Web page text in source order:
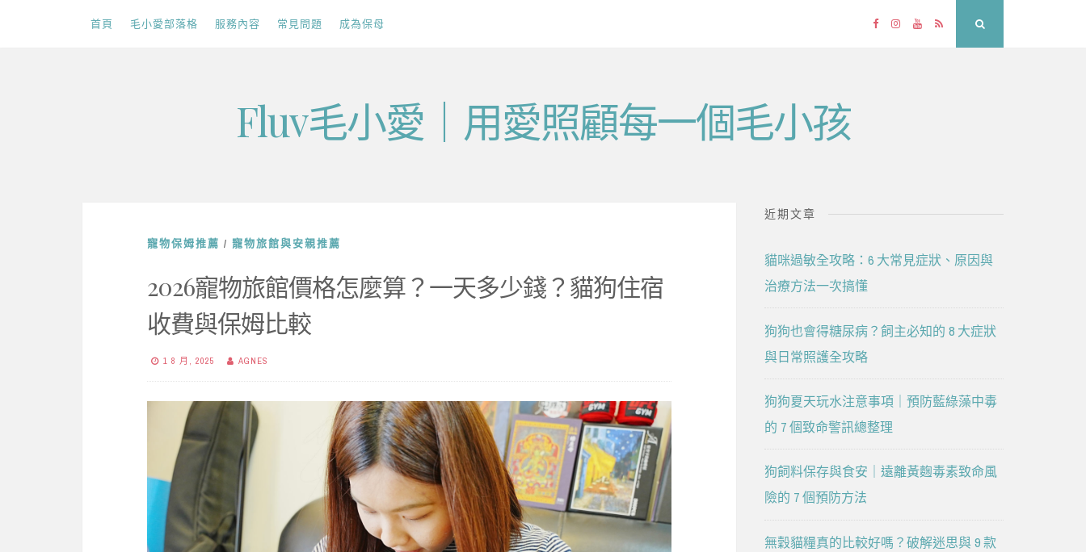
首頁 毛小愛部落格 服務內容 常見問題 成為保母 FacebookInstagram
YouTube
RSS
Fluv毛小愛｜用愛照顧每一個毛小孩
寵物保姆推薦 / 寵物旅館與安親推薦
2026寵物旅館價格怎麼算？一天多少錢？貓狗住宿
收費與保姆比較
1 8 月, 2025 AGNES
近期文章
貓咪過敏全攻略：6 大常見症狀、原因與
治療方法一次搞懂
狗狗也會得糖尿病？飼主必知的 8 大症狀
與日常照護全攻略
狗狗夏天玩水注意事項｜預防藍綠藻中毒
的 7 個致命警訊總整理
狗飼料保存與食安｜遠離黃麴毒素致命風
險的 7 個預防方法
無穀貓糧真的比較好嗎？破解迷思與 9 款